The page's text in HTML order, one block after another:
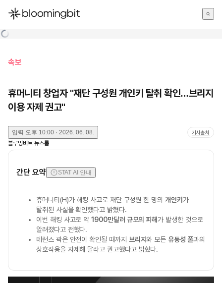
한국어
속보
휴머니티 창업자 "재단 구성원 개인키 탈취 확인…브리지
이용 자제 권고"
입력 오후 10:00 · 2026. 06. 08. 기사출처
블루밍비트 뉴스룸
간단 요약 STAT AI 안내
휴머니티(H)가 해킹 사고로 재단 구성원 한 명의개인키 가
탈취된 사실을 확인했다고 밝혔다.
이번 해킹 사고로 약1900만달러 규모의 피해가 발생한 것으로
알려졌다고 전했다.
테런스 곽은 안전이 확인될 때까지 브리지와 모든유동성 풀과의
상호작용을 자제해 달라고 권고했다고 밝혔다.